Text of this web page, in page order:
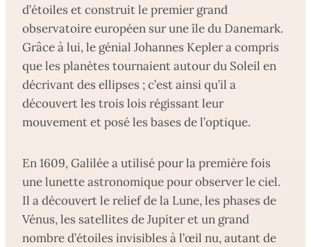
d’étoiles et construit le premier grand
observatoire européen sur une île du Danemark.
Grâce à lui, le génial Johannes Kepler a compris
que les planètes tournaient autour du Soleil en
décrivant des ellipses ; c’est ainsi qu’il a
découvert les trois lois régissant leur
mouvement et posé les bases de l’optique.
En 1609, Galilée a utilisé pour la première fois
une lunette astronomique pour observer le ciel.
Il a découvert le relief de la Lune, les phases de
Vénus, les satellites de Jupiter et un grand
nombre d’étoiles invisibles à l’œil nu, autant de